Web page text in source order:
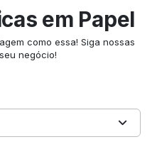
em Papel
como essa! Siga nossas
negócio!